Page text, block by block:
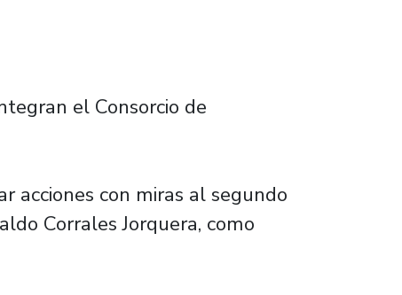
el Consorcio de
acciones con miras al segundo
Corrales Jorquera, como